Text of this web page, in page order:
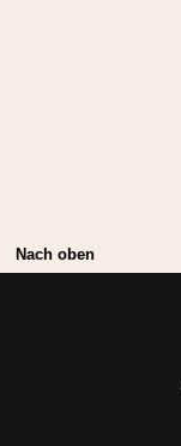
Nach oben